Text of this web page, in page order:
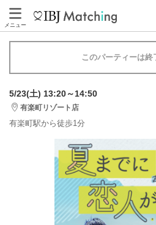
メニュー
このパーティーは終
5/23(土) 13:20～14:50
有楽町リゾート店
有楽町駅から徒歩1分